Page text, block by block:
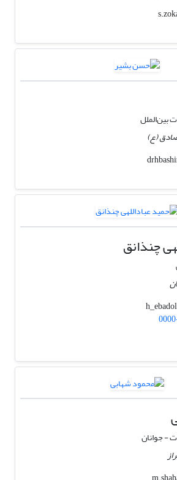
بین‌الملل
صادق (ع)
چنذانق
- جوانان